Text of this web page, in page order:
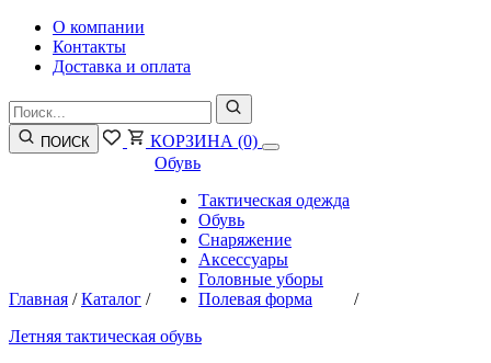
О компании
Контакты
Доставка и оплата
ПОИСК КОРЗИНА (0)
Главная /Каталог /
Обувь
Тактическая одежда
Обувь
Снаряжение
Аксессуары
Головные уборы
Полевая форма
/
Летняя тактическая обувь